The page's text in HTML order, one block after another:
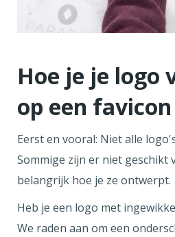
Hoe je je logo
op een favicon
Eerst en vooral: Niet alle
Sommige zijn er niet geschikt
belangrijk hoe je ze ontwerpt.
Heb je een logo met
We raden aan om een